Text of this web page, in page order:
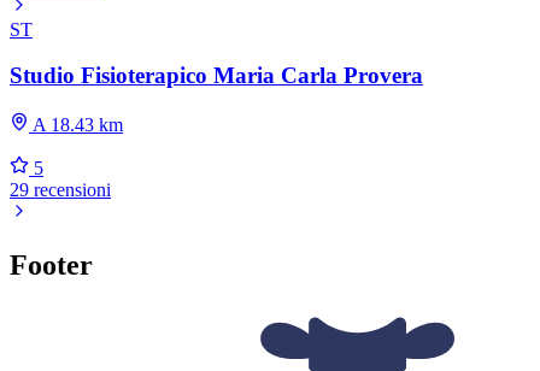
ST
Studio Fisioterapico Maria Carla Provera
A 18.43 km
5
29 recensioni
Footer